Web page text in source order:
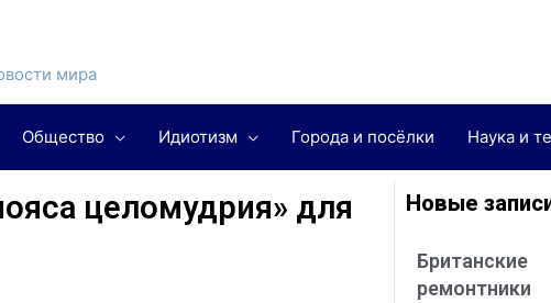
мира
Общество Идиотизм Города и посёлки Наука и
целомудрия» для
Новые
Британские
ремонтники